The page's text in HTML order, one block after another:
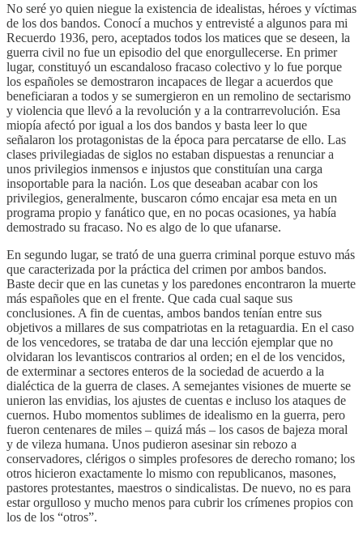
No seré yo quien niegue la existencia de idealistas, héroes y víctimas
de los dos bandos. Conocí a muchos y entrevisté a algunos para mi
Recuerdo 1936, pero, aceptados todos los matices que se deseen, la
guerra civil no fue un episodio del que enorgullecerse. En primer
lugar, constituyó un escandaloso fracaso colectivo y lo fue porque
los españoles se demostraron incapaces de llegar a acuerdos que
beneficiaran a todos y se sumergieron en un remolino de sectarismo
y violencia que llevó a la revolución y a la contrarrevolución. Esa
miopía afectó por igual a los dos bandos y basta leer lo que
señalaron los protagonistas de la época para percatarse de ello. Las
clases privilegiadas de siglos no estaban dispuestas a renunciar a
unos privilegios inmensos e injustos que constituían una carga
insoportable para la nación. Los que deseaban acabar con los
privilegios, generalmente, buscaron cómo encajar esa meta en un
programa propio y fanático que, en no pocas ocasiones, ya había
demostrado su fracaso. No es algo de lo que ufanarse.
En segundo lugar, se trató de una guerra criminal porque estuvo más
que caracterizada por la práctica del crimen por ambos bandos.
Baste decir que en las cunetas y los paredones encontraron la muerte
más españoles que en el frente. Que cada cual saque sus
conclusiones. A fin de cuentas, ambos bandos tenían entre sus
objetivos a millares de sus compatriotas en la retaguardia. En el caso
de los vencedores, se trataba de dar una lección ejemplar que no
olvidaran los levantiscos contrarios al orden; en el de los vencidos,
de exterminar a sectores enteros de la sociedad de acuerdo a la
dialéctica de la guerra de clases. A semejantes visiones de muerte se
unieron las envidias, los ajustes de cuentas e incluso los ataques de
cuernos. Hubo momentos sublimes de idealismo en la guerra, pero
fueron centenares de miles – quizá más – los casos de bajeza moral
y de vileza humana. Unos pudieron asesinar sin rebozo a
conservadores, clérigos o simples profesores de derecho romano; los
otros hicieron exactamente lo mismo con republicanos, masones,
pastores protestantes, maestros o sindicalistas. De nuevo, no es para
estar orgulloso y mucho menos para cubrir los crímenes propios con
los de los “otros”.